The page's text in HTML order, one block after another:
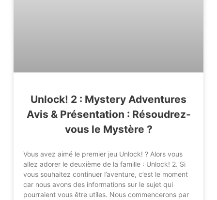
Unlock! 2 : Mystery Adventures
Avis & Présentation : Résoudrez-
vous le Mystère ?
Vous avez aimé le premier jeu Unlock! ? Alors vous
allez adorer le deuxième de la famille : Unlock! 2. Si
vous souhaitez continuer l’aventure, c’est le moment
car nous avons des informations sur le sujet qui
pourraient vous être utiles. Nous commencerons par